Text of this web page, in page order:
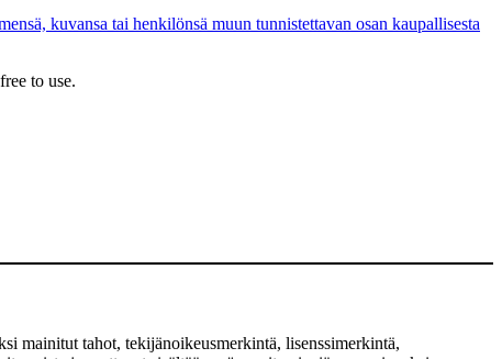
kuvansa tai henkilönsä muun tunnistettavan osan kaupallisesta
to use.
mainitut tahot, tekijänoikeusmerkintä, lisenssimerkintä,